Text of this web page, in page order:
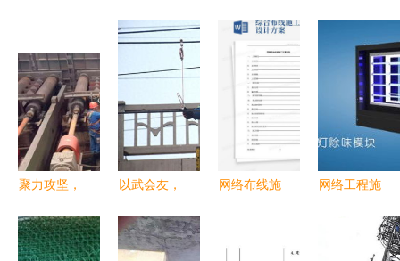
聚力攻坚，
脉——记包
以武会友，
——41名接
网络布线施
网络工程施
到交付的全